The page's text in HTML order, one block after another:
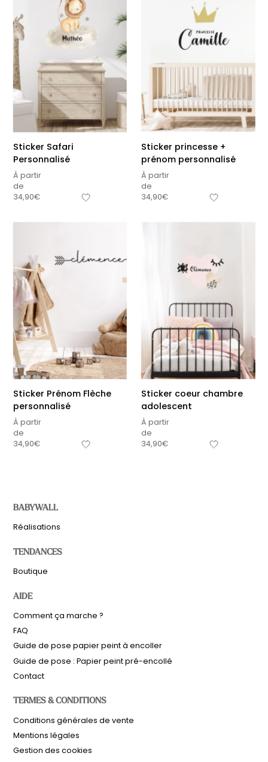
Hors frais de livraison
Voir le panier
Sticker Safari
Personnalisé
À partir
de
34,90€
Sticker princesse +
prénom personnalisé
À partir
de
34,90€
Sticker Prénom Flèche
personnalisé
À partir
de
34,90€
Sticker coeur chambre
adolescent
À partir
de
34,90€
BABYWALL
Réalisations
TENDANCES
Boutique
AIDE
Comment ça marche ?
FAQ
Guide de pose papier peint à encoller
Guide de pose : Papier peint pré-encollé
Contact
TERMES & CONDITIONS
Conditions générales de vente
Mentions légales
Gestion des cookies